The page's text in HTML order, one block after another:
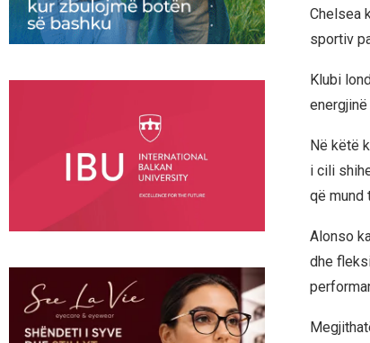
Chelsea
sportiv
Klubi
Në këtë
i cili
që mund
Alonso
dhe